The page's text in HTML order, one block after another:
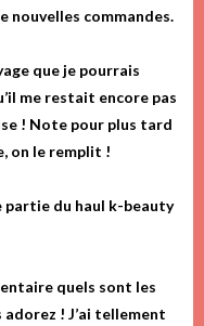
nouvelles commandes.
que je pourrais
me restait encore pas
! Note pour plus tard
on le remplit !
partie du haul k-beauty
quels sont les
! J’ai tellement